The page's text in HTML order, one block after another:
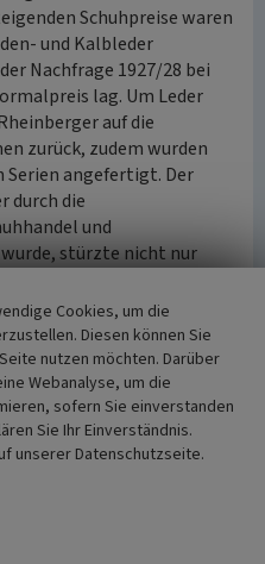
Schuhpreise waren
und Kalbleder
Nachfrage 1927/28 bei
lag. Um Leder
auf die
zurück, zudem wurden
angefertigt. Der
durch die
und
stürzte nicht nur
andere Firmen
auf Kurzarbeit
die bestehenden
geschlossen werden
Neunkirchen wieder
wurde 1931/32 das
eingeführt (ab 1934 durch
später auch Werbemittel
Cookies, um die
Diesen können Sie
nutzen möchten. Darüber
Webanalyse, um die
sofern Sie einverstanden
Sie Ihr Einverständnis.
unserer Datenschutzseite.